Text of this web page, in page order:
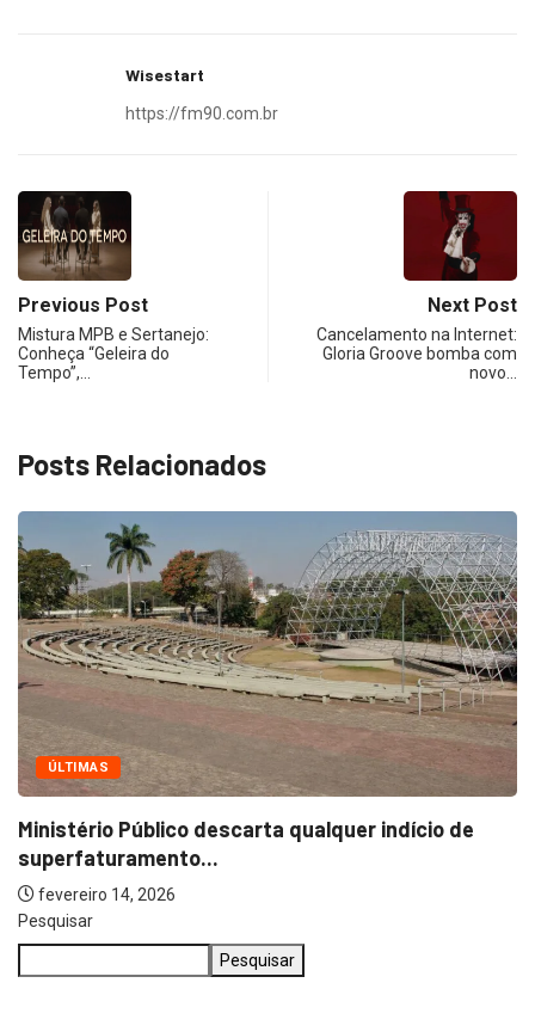
Wisestart
https://fm90.com.br
Previous Post
Mistura MPB e Sertanejo:
Conheça “Geleira do
Tempo”,…
Next Post
Cancelamento na Internet:
Gloria Groove bomba com
novo…
Posts Relacionados
ÚLTIMAS
Público descarta qualquer indício de
fevereiro 14, 2026
Pesquisar
Pesquisar